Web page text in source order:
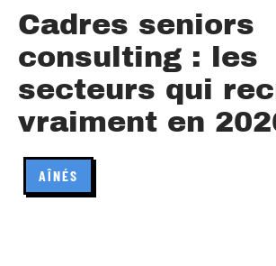
Cadres seniors
consulting : les
secteurs qui
vraiment en
AÎNÉS